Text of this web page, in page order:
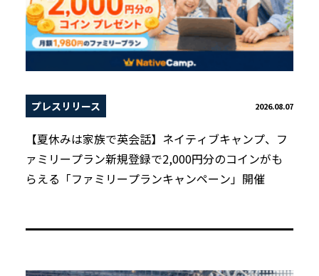
プレスリリース 2026.08.07
【夏休みは家族で英会話】ネイティブキャンプ、フ
ァミリープラン新規登録で2,000円分のコインがも
らえる「ファミリープランキャンペーン」開催